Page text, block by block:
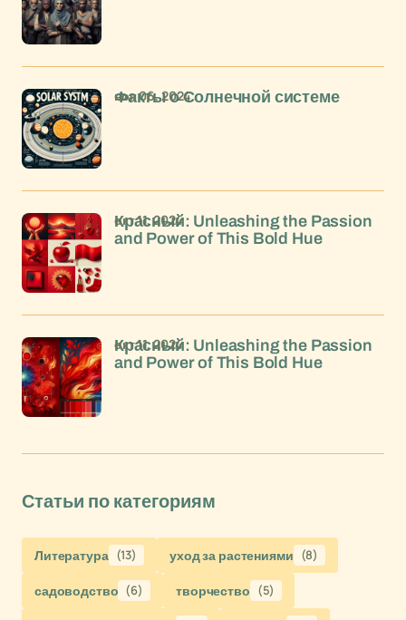
Факты о Солнечной системе
ноя 06, 2024
Красный: Unleashing the Passion
and Power of This Bold Hue
окт 11, 2024
Красный: Unleashing the Passion
and Power of This Bold Hue
окт 11, 2024
Статьи по категориям
Литература (13) уход за растениями (8)
садоводство (6) творчество (5)